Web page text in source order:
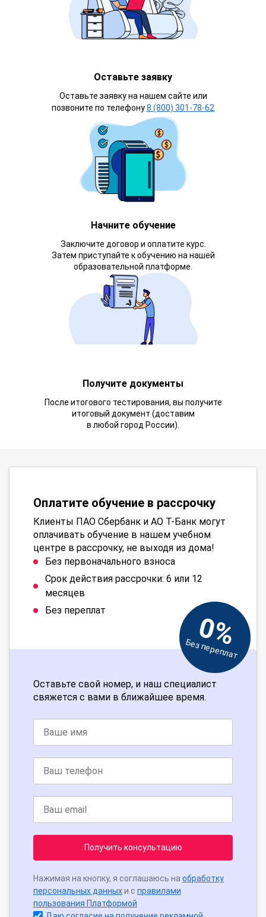
Оставьте заявку
Оставьте заявку на нашем сайте или
позвоните по телефону8 (800) 301-78-62
Начните обучение
Заключите договор и оплатите курс.
Затем приступайте к обучению на нашей
образовательной платформе.
Получите документы
После итогового тестирования, вы получите
итоговый документ (доставим
в любой город России).
Оплатите обучение в рассрочку
Клиенты ПАО Сбербанк и АО Т-Банк могут
оплачивать обучение в нашем учебном
центре в рассрочку, не выходя из дома!
Без первоначального взноса
Срок действия рассрочки: 6 или 12
месяцев
Без переплат
0%
Без переплат
Оставьте свой номер, и наш специалист
свяжется с вами в ближайшее время.
Получить консультацию
Нажимая на кнопку, я соглашаюсь на обработку
персональных данныхи с правилами
пользования Платформой